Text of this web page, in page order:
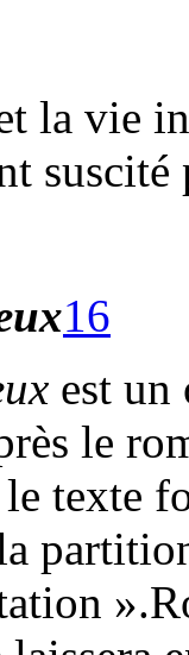
la vie
suscité
16
est un
le
texte